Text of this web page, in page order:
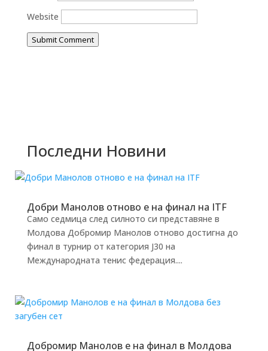
Website
Submit Comment
Последни Новини
Добри Манолов отново е на финал на ITF
Само седмица след силното си представяне в
Молдова Добромир Манолов отново достигна до
финал в турнир от категория J30 на
Международната тенис федерация....
Добромир Манолов е на финал в Молдова